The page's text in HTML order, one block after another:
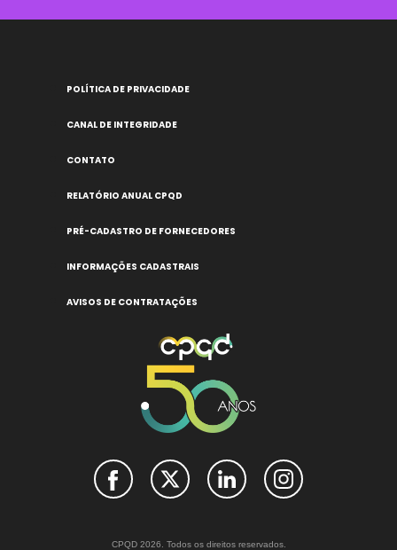
POLÍTICA DE PRIVACIDADE
CANAL DE INTEGRIDADE
CONTATO
RELATÓRIO ANUAL CPQD
PRÉ-CADASTRO DE FORNECEDORES
INFORMAÇÕES CADASTRAIS
AVISOS DE CONTRATAÇÕES
CPQD 2026. Todos os direitos reservados.